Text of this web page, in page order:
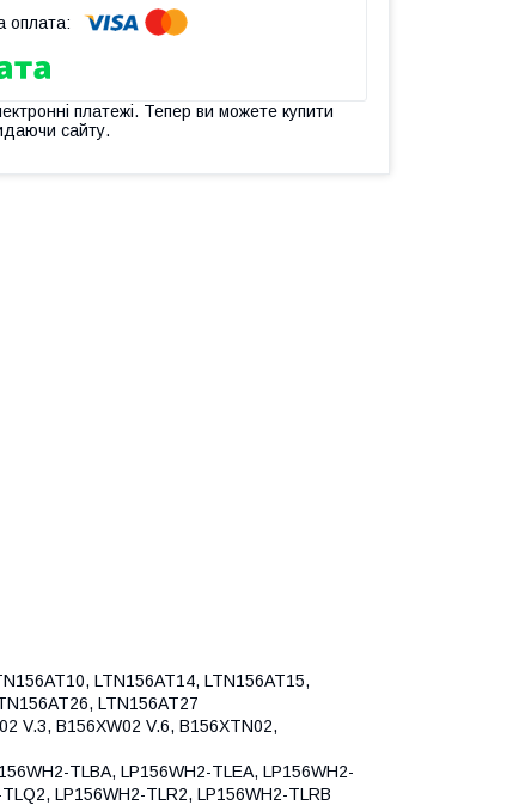
платежі. Тепер ви можете купити
сайту.
LTN156AT14, LTN156AT15,
LTN156AT27
V.3, B156XW02 V.6, B156XTN02,
TLBA, LP156WH2-TLEA, LP156WH2-
LP156WH2-TLR2, LP156WH2-TLRB